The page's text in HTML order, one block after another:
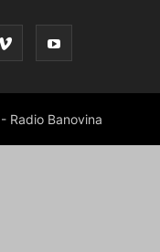
Radio Banovina